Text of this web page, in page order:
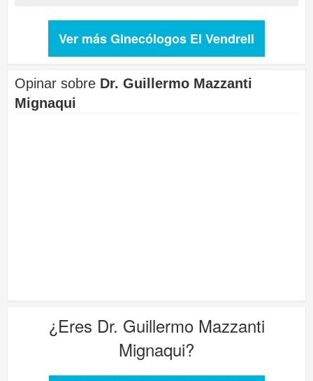
Ver más Ginecólogos El Vendrell
Opinar sobre Dr. Guillermo Mazzanti
Mignaqui
¿Eres Dr. Guillermo Mazzanti
Mignaqui?